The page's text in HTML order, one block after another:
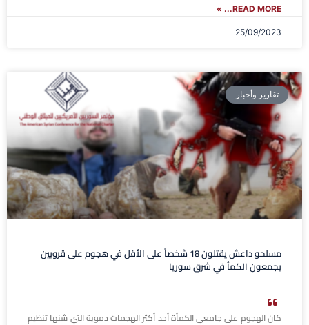
READ MORE... »
25/09/2023
تقارير وأخبار
مسلحو داعش يقتلون 18 شخصاً على الأقل في هجوم على قرويين
يجمعون الكمأ في شرق سوريا
كان الهجوم على جامعي الكمأة أحد أكثر الهجمات دموية التي شنها تنظيم